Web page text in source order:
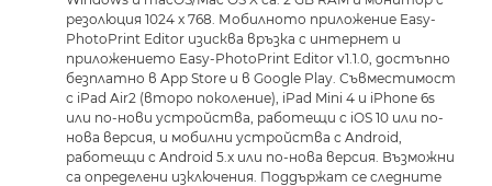
резолюция 1024 x 768. Мобилното приложение Easy-
PhotoPrint Editor изисква връзка с интернет и
приложението Easy-PhotoPrint Editor v1.1.0, достъпно
безплатно в App Store и в Google Play. Съвместимост
с iPad Air2 (второ поколение), iPad Mini 4 и iPhone 6s
или по-нови устройства, работещи с iOS 10 или по-
нова версия, и мобилни устройства с Android,
работещи с Android 5.x или по-нова версия. Възможни
са определени изключения. Поддържат се следните